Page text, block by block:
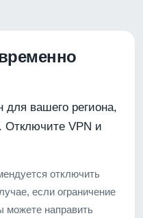
для вашего региона,
Отключите VPN и
отключить
если ограничение
можете направить